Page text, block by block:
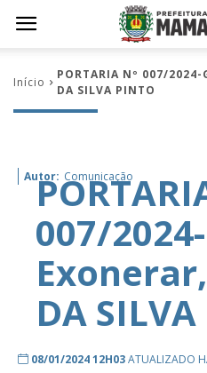
Início
PORTARIA Nº 007/
DA SILVA PINTO
Autor: Comunicação
007/
DA
08/01/2024 12H03ATUALIZADO